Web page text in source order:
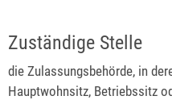
Zuständige Stelle
die Zulassungsbehörde, in
Hauptwohnsitz, Betriebssitz